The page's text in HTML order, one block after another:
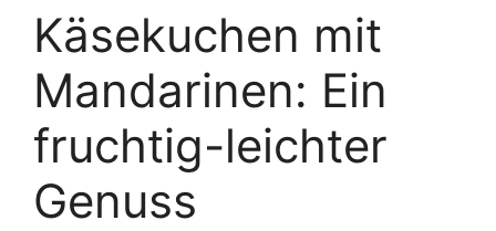
Käsekuchen mit
Mandarinen: Ein
fruchtig-leichter
Genuss